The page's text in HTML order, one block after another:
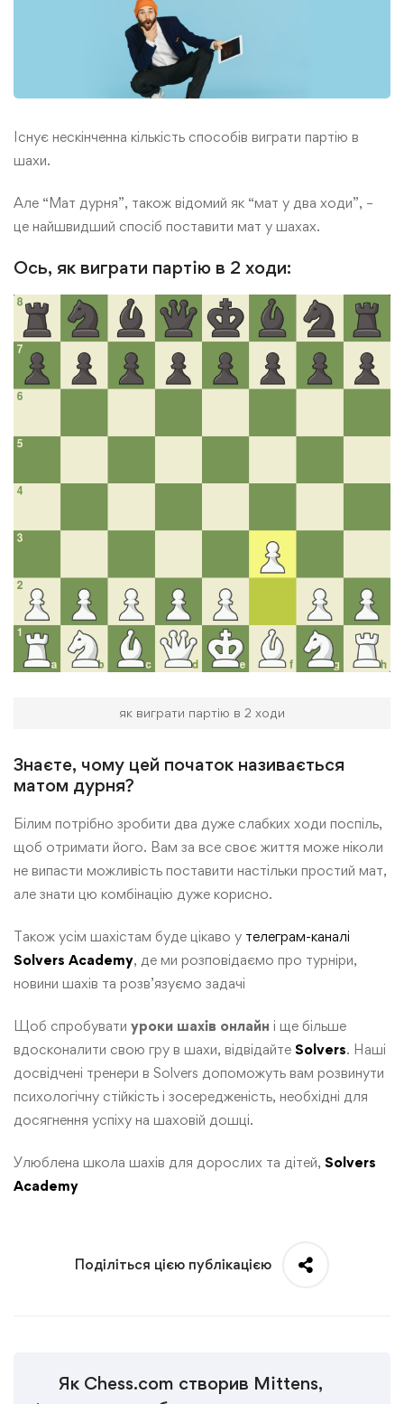
Існує нескінченна кількість способів виграти партію в
шахи.
Але “Мат дурня”, також відомий як “мат у два ходи”, –
це найшвидший спосіб поставити мат у шахах.
Ось, як виграти партію в 2 ходи:
як виграти партію в 2 ходи
Знаєте, чому цей початок називається
матом дурня?
Білим потрібно зробити два дуже слабких ходи поспіль,
щоб отримати його. Вам за все своє життя може ніколи
не випасти можливість поставити настільки простий мат,
але знати цю комбінацію дуже корисно.
Також усім шахістам буде цікаво у телеграм-каналі
Solvers Academy, де ми розповідаємо про турніри,
новини шахів та розв’язуємо задачі
Щоб спробувати уроки шахів онлайн і ще більше
вдосконалити свою гру в шахи, відвідайте Solvers. Наші
досвідчені тренери в Solvers допоможуть вам розвинути
психологічну стійкість і зосередженість, необхідні для
досягнення успіху на шаховій дошці.
Улюблена школа шахів для дорослих та дітей, Solvers
Academy
Поділіться цією публікацією
Як Chess.com створив Mittens,